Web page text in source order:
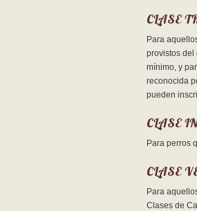
CLASE
Para
provistos del
mínimo, y
reconocida
pueden
CLASE
Para perros
CLASE
Para
Clases de